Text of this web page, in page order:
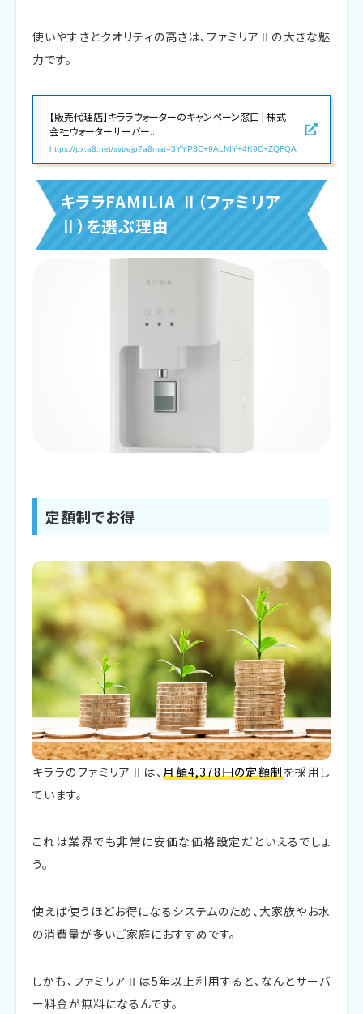
使いやすさとクオリティの高さは、ファミリアⅡの大きな魅
力です。
【販売代理店】キララウォーターのキャンペーン窓口 | 株式
会社ウォーターサーバー...
https://px.a8.net/svt/ejp?a8mat=3YYP3C+9ALNIY+4K9C+ZQFQA
キララFAMILIA Ⅱ（ファミリア
Ⅱ）を選ぶ理由
定額制でお得
キララのファミリアⅡは、 月額4,378円の定額制 を採用し
ています。
これは業界でも非常に安価な価格設定だといえるでしょ
う。
使えば使うほどお得になるシステムのため、大家族やお水
の消費量が多いご家庭におすすめです。
しかも、ファミリアⅡは5年以上利用すると、なんとサーバ
ー料金が無料になるんです。